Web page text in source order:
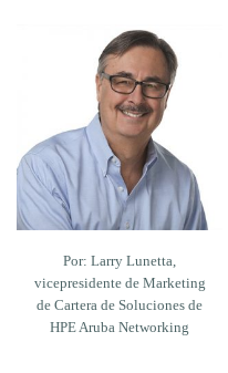
Por: Larry Lunetta,
vicepresidente de Marketing
de Cartera de Soluciones de
HPE Aruba Networking